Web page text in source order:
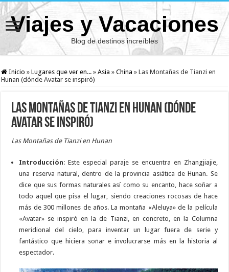
Viajes y Vacaciones
Blog de destinos increíbles
Inicio » Lugares que ver en... » Asia » China » Las Montañas de Tianzi en
Hunan (dónde Avatar se inspiró)
Las Montañas de Tianzi en Hunan (dónde
Avatar se inspiró)
Las Montañas de Tianzi en Hunan
Introducción: Este especial paraje se encuentra en Zhangjiajie,
una reserva natural, dentro de la provincia asiática de Hunan. Se
dice que sus formas naturales así como su encanto, hace soñar a
todo aquel que pisa el lugar, siendo creaciones rocosas de hace
más de 300 millones de años. La montaña «Aleluya» de la película
«Avatar» se inspiró en la de Tianzi, en concreto, en la Columna
meridional del cielo, para inventar un lugar fuera de serie y
fantástico que hiciera soñar e involucrarse más en la historia al
espectador.